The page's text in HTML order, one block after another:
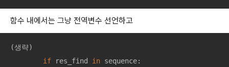
함수 내에서는 그냥 전역변수 선언하고
(생략)
if res_find in sequence: